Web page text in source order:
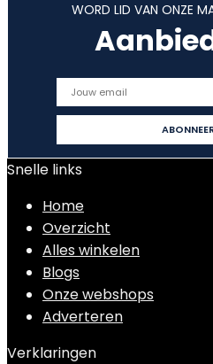
WORD LID VAN ONZE
Snelle links
Home
Overzicht
Alles winkelen
Blogs
Onze webshops
Adverteren
Verklaringen